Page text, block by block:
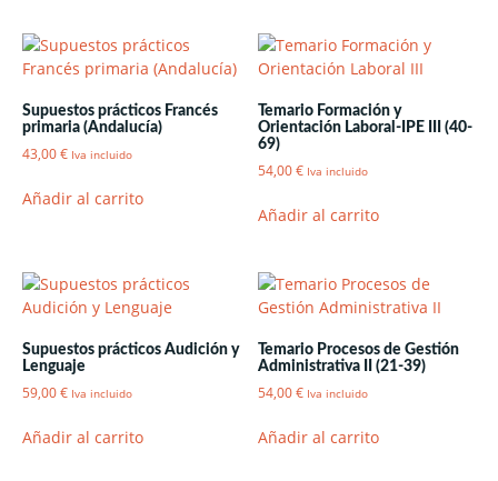
Supuestos prácticos Francés
primaria (Andalucía)
43,00€ Iva incluido
Añadir al carrito
Temario Formación y
Orientación Laboral-IPE III (40-
69)
54,00€ Iva incluido
Añadir al carrito
Supuestos prácticos Audición y
Lenguaje
59,00€ Iva incluido
Añadir al carrito
Temario Procesos de Gestión
Administrativa II (21-39)
54,00€ Iva incluido
Añadir al carrito